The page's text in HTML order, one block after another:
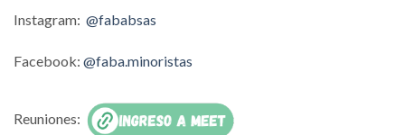
Instagram: @fababsas
Facebook: @faba.minoristas
Reuniones: